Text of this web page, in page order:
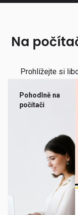
Na
Prohlížejte si
Pohodlně na
počítači